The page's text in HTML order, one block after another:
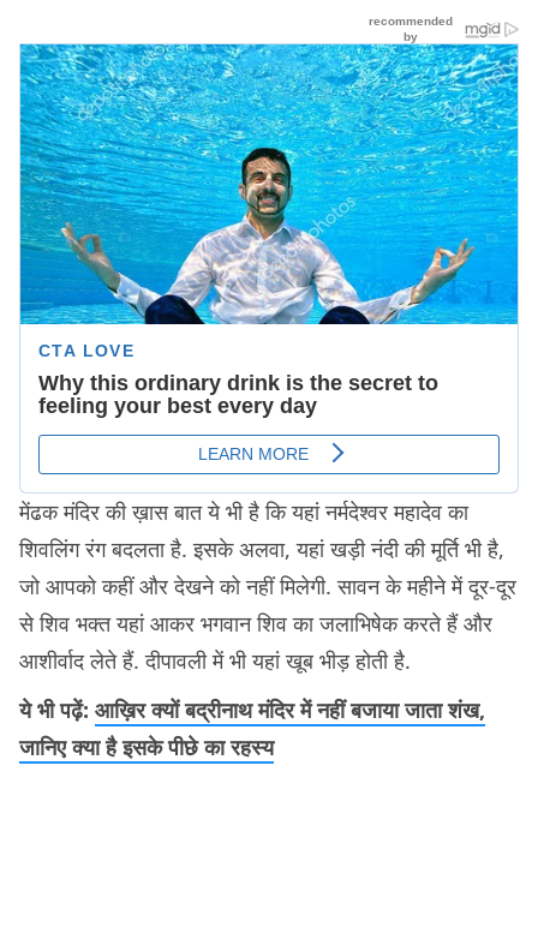
मेंढक मंदिर की ख़ास बात ये भी है कि यहां नर्मदेश्वर महादेव का
शिवलिंग रंग बदलता है. इसके अलवा, यहां खड़ी नंदी की मूर्ति भी है,
जो आपको कहीं और देखने को नहीं मिलेगी. सावन के महीने में दूर-दूर
से शिव भक्त यहां आकर भगवान शिव का जलाभिषेक करते हैं और
आशीर्वाद लेते हैं. दीपावली में भी यहां खूब भीड़ होती है.
ये भी पढ़ें: आख़िर क्यों बद्रीनाथ मंदिर में नहीं बजाया जाता शंख,
जानिए क्या है इसके पीछे का रहस्य